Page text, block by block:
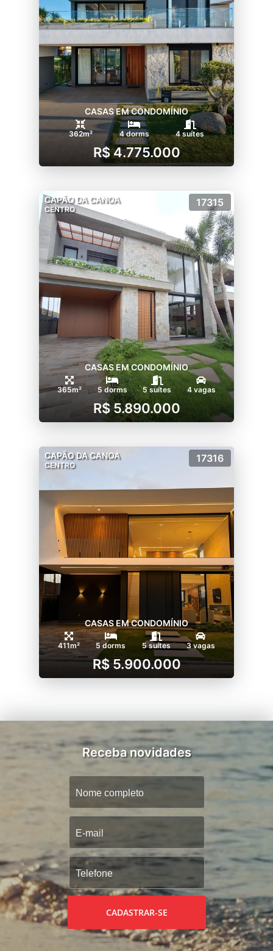
CASAS EM CONDOMÍNIO
362m² 4 dorms 4 suítes
R$ 4.775.000
CAPÃO DA CANOA
CENTRO
17315
CASAS EM CONDOMÍNIO
365m² 5 dorms 5 suítes 4 vagas
R$ 5.890.000
CAPÃO DA CANOA
CENTRO
17316
CASAS EM CONDOMÍNIO
411m² 5 dorms 5 suítes 3 vagas
R$ 5.900.000
Receba novidades
CADASTRAR-SE